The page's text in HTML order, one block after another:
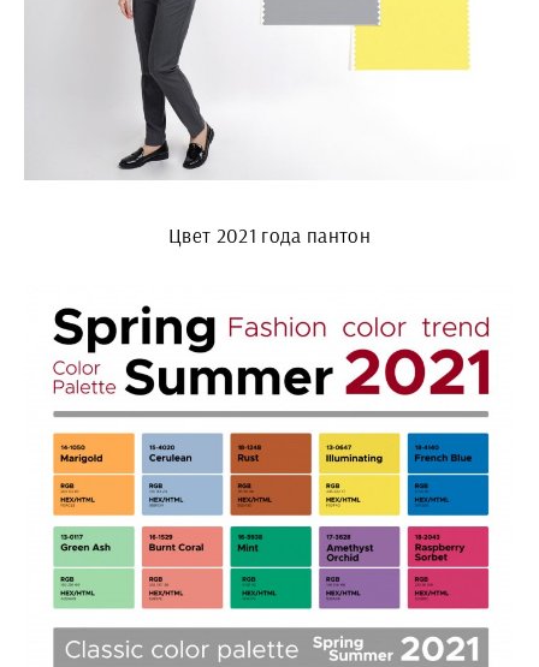
Цвет 2021 года пантон